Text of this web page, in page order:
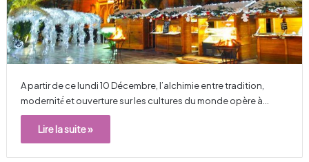
A partir de ce lundi 10 Décembre, l’alchimie entre tradition,
modernité́ et ouverture sur les cultures du monde opère à…
Lire la suite »